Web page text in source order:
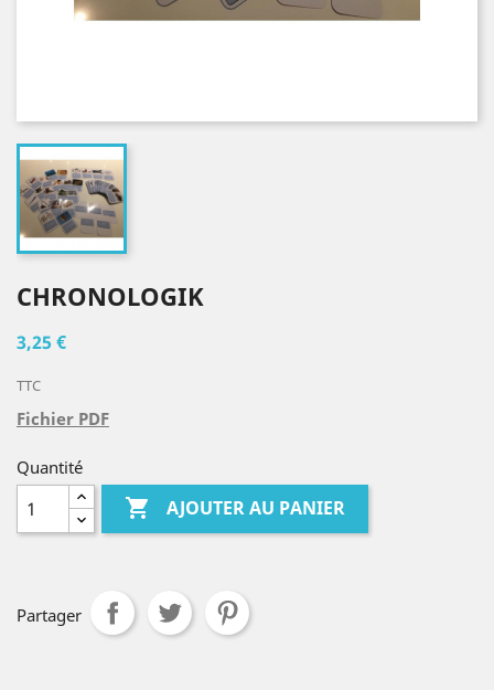
CHRONOLOGIK
3,25 €
TTC
Fichier PDF
Quantité
 AJOUTER AU PANIER
Partager